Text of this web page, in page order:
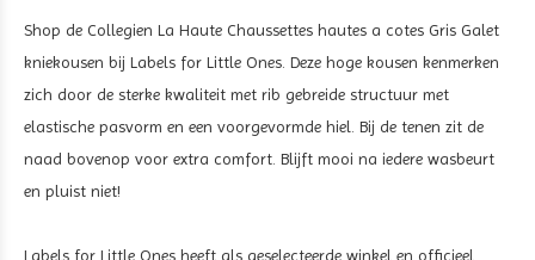
Shop de Collegien La Haute Chaussettes hautes a cotes Gris Galet
kniekousen bij Labels for Little Ones. Deze hoge kousen kenmerken
zich door de sterke kwaliteit met rib gebreide structuur met
elastische pasvorm en een voorgevormde hiel. Bij de tenen zit de
naad bovenop voor extra comfort. Blijft mooi na iedere wasbeurt
en pluist niet!
Labels for Little Ones heeft als geselecteerde winkel en officieel